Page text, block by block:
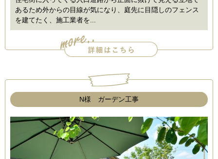
あるため外からの目線が気になり、庭先に目隠しのフェンス
を建てたく、施工業者を...
N様 ガーデン工事